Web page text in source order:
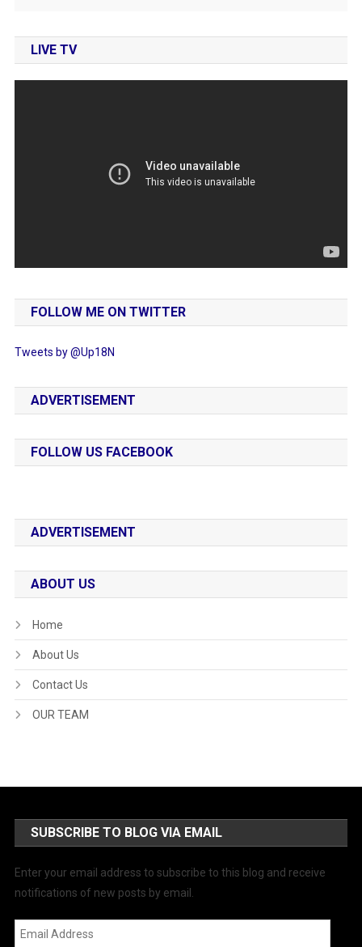
LIVE TV
FOLLOW ME ON TWITTER
Tweets by @Up18N
ADVERTISEMENT
FOLLOW US FACEBOOK
ADVERTISEMENT
ABOUT US
Home
About Us
Contact Us
OUR TEAM
SUBSCRIBE TO BLOG VIA EMAIL
Enter your email address to subscribe to this blog and receive
notifications of new posts by email.
Email